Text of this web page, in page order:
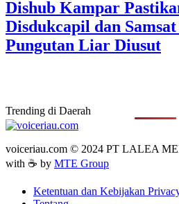
Dishub Kampar
Disdukcapil dan
Pungutan Liar Diusut
Trending di Daerah
voiceriau.com © 2024 PT LALEA
with ☕ by MTE Group
Ketentuan dan Kebijakan